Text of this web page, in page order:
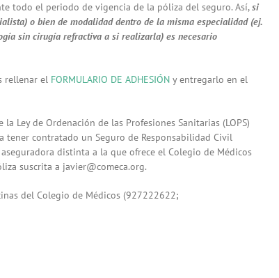
todo el periodo de vigencia de la póliza del seguro. Así,si
o bien de modalidad dentro de la misma especialidad (ej.
sin cirugía refractiva a si realizarla) es necesario
rellenar el FORMULARIO DE ADHESIÓN y entregarlo en el
Ley de Ordenación de las Profesiones Sanitarias (LOPS)
contratado un Seguro de Responsabilidad Civil
distinta a la que ofrece el Colegio de Médicos
suscrita a javier@comeca.org.
del Colegio de Médicos (927222622;